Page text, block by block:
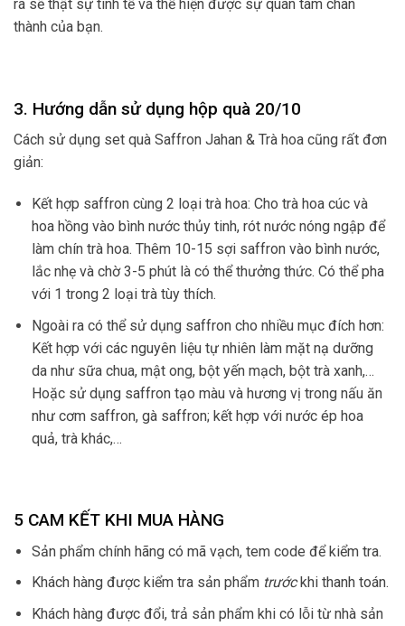
ra sẽ thật sự tinh tế và thể hiện được sự quan tâm chân
thành của bạn.
3. Hướng dẫn sử dụng hộp quà 20/10
Cách sử dụng set quà Saffron Jahan & Trà hoa cũng rất đơn
giản:
Kết hợp saffron cùng 2 loại trà hoa: Cho trà hoa cúc và
hoa hồng vào bình nước thủy tinh, rót nước nóng ngập để
làm chín trà hoa. Thêm 10-15 sợi saffron vào bình nước,
lắc nhẹ và chờ 3-5 phút là có thể thưởng thức. Có thể pha
với 1 trong 2 loại trà tùy thích.
Ngoài ra có thể sử dụng saffron cho nhiều mục đích hơn:
Kết hợp với các nguyên liệu tự nhiên làm mặt nạ dưỡng
da như sữa chua, mật ong, bột yến mạch, bột trà xanh,…
Hoặc sử dụng saffron tạo màu và hương vị trong nấu ăn
như cơm saffron, gà saffron; kết hợp với nước ép hoa
quả, trà khác,…
5 CAM KẾT KHI MUA HÀNG
Sản phẩm chính hãng có mã vạch, tem code để kiểm tra.
Khách hàng được kiểm tra sản phẩm trước khi thanh toán.
Khách hàng được đổi, trả sản phẩm khi có lỗi từ nhà sản